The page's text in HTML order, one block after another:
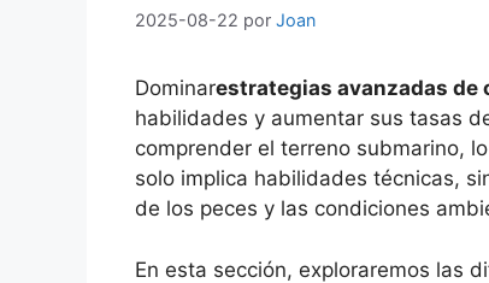
2025-08-22 por Joan
Dominarestrategias avanzadas de
habilidades y aumentar sus tasas
comprender el terreno submarino,
solo implica habilidades técnicas,
de los peces y las condiciones
En esta sección, exploraremos las